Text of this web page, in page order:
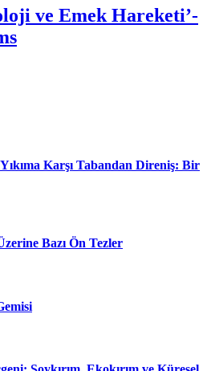
ve Emek Hareketi’-
Karşı Tabandan Direniş: Bir
Bazı Ön Tezler